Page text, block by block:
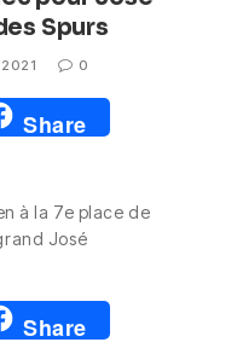
Spurs
0
Share
à la 7e place de
José
Share